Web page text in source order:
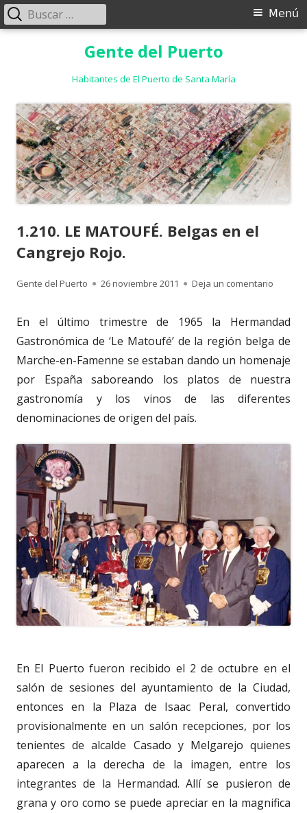
Gente del Puerto
Habitantes de El Puerto de Santa María
Menú
Menú
Buscar:
1.210. LE MATOUFÉ. Belgas en el
Cangrejo Rojo.
Autor
Gente del Puerto
Publicado
26 noviembre 2011 Deja un comentario
En el último trimestre de 1965 la Hermandad
Gastronómica de ‘Le Matoufé’ de la región belga de
Marche-en-Famenne se estaban dando un homenaje
por España saboreando los platos de nuestra
gastronomía y los vinos de las diferentes
denominaciones de origen del país.
En El Puerto fueron recibido el 2 de octubre en el
salón de sesiones del ayuntamiento de la Ciudad,
entonces en la Plaza de Isaac Peral, convertido
provisionalmente en un salón recepciones, por los
tenientes de alcalde Casado y Melgarejo quienes
aparecen a la derecha de la imagen, entre los
integrantes de la Hermandad. Allí se pusieron de
grana y oro como se puede apreciar en la magnifica